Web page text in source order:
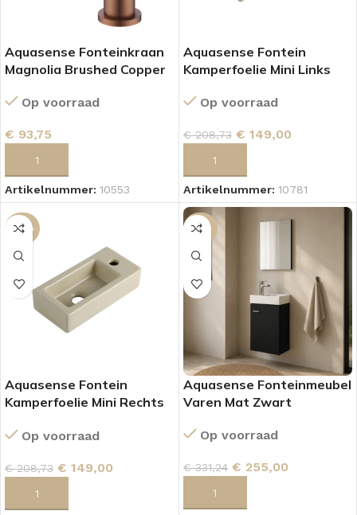
Aquasense Fonteinkraan
Magnolia Brushed Copper
Op voorraad
€ 93,75
Artikelnummer: 10553
Aquasense Fontein
Kamperfoelie Mini Links
Op voorraad
€208,73 € 149,00
Artikelnummer: 10781
-29%
Aquasense Fontein
Kamperfoelie Mini Rechts
Op voorraad
€208,73 € 149,00
-23%
Aquasense Fonteinmeubel
Varen Mat Zwart
Op voorraad
€331,24 € 255,00